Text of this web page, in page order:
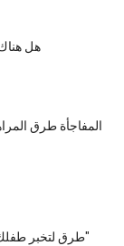
هل
المفاجأة طرق
طرق لتخبر طفلك عن احتياجاتك الخاصة "أنا أحبك"